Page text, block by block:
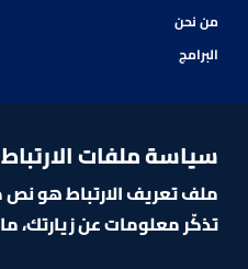
من نحن
البرامج
©
2026
CNBCARABIA.COM. ALL RIGHTS RESERVED
سياسة ملفات الارتباط
ملف تعريف الارتباط هو نص
تذكّر معلومات عن زيارتك،